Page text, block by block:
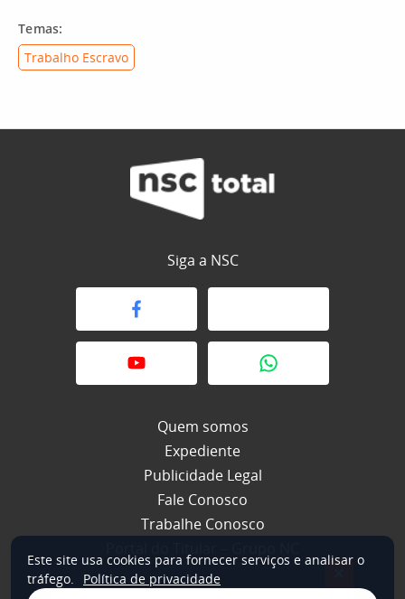
Temas:
Trabalho Escravo
Siga a NSC
Quem somos
Expediente
Publicidade Legal
Fale Conosco
Trabalhe Conosco
Este site usa cookies para fornecer serviços e analisar o
tráfego.
Política de privacidade